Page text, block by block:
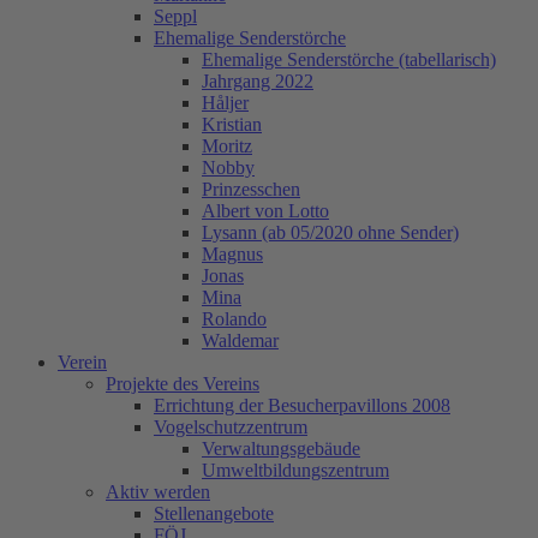
Seppl
Ehemalige Senderstörche
Ehemalige Senderstörche (tabellarisch)
Jahrgang 2022
Håljer
Kristian
Moritz
Nobby
Prinzesschen
Albert von Lotto
Lysann (ab 05/2020 ohne Sender)
Magnus
Jonas
Mina
Rolando
Waldemar
Verein
Projekte des Vereins
Errichtung der Besucherpavillons 2008
Vogelschutzzentrum
Verwaltungsgebäude
Umweltbildungszentrum
Aktiv werden
Stellenangebote